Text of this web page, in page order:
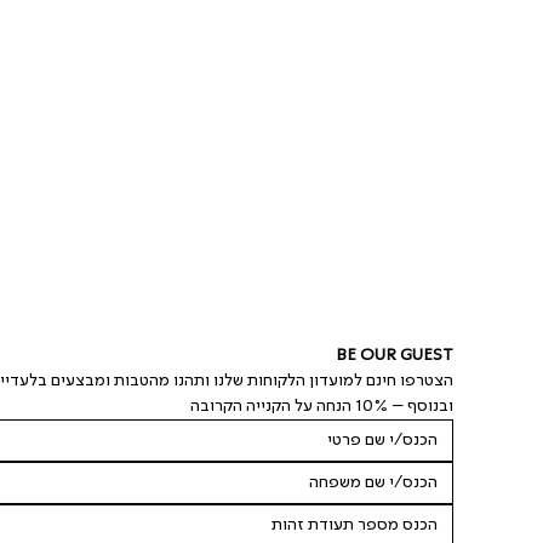
BE OUR GUEST
הצטרפו חינם למועדון הלקוחות שלנו ותהנו מהטבות ומבצעים
ובנוסף – 10% הנחה על הקנייה הקרובה